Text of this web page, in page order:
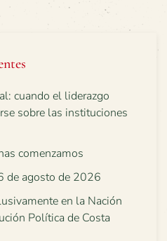
cuando el liderazgo
sobre las instituciones
comenzamos
de agosto de 2026
en la Nación
Política de Costa